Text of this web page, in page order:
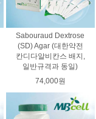
Sabouraud Dextrose
(SD) Agar (대한약전
칸디다알비칸스 배지,
일반규격과 동일)
74,000원